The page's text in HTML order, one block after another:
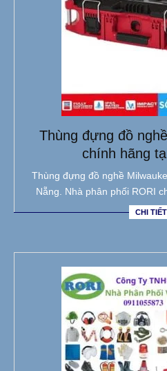
Thùng đựng đồ
chính hãng
Thùng đựng đồ nghề
Nẵng. Nhà phân phối RORI
CHI